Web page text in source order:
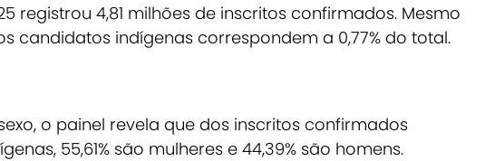
registrou 4,81 milhões de inscritos confirmados. Mesmo
candidatos indígenas correspondem a 0,77% do total.
o painel revela que dos inscritos confirmados
55,61% são mulheres e 44,39% são homens.